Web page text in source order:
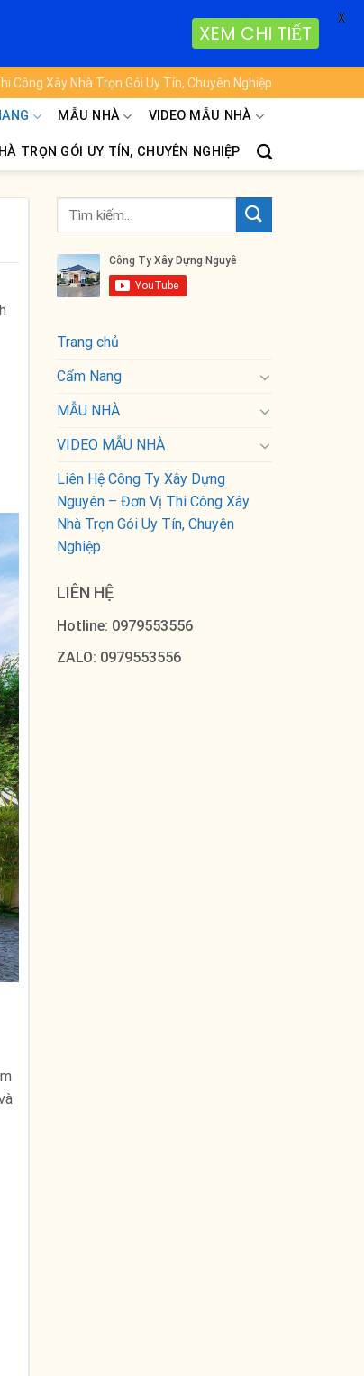
Công Xây Nhà Trọn Gói Uy Tín, Chuyên Nghiệp
MẪU NHÀ VIDEO MẪU NHÀ
TRỌN GÓI UY TÍN, CHUYÊN NGHIỆP
Trang chủ
Cẩm Nang
MẪU NHÀ
VIDEO MẪU NHÀ
Liên Hệ Công Ty Xây Dựng
Nguyên – Đơn Vị Thi Công Xây
Nhà Trọn Gói Uy Tín, Chuyên
Nghiệp
LIÊN HỆ
Hotline: 0979553556
ZALO: 0979553556
XEM CHI TIẾT
X